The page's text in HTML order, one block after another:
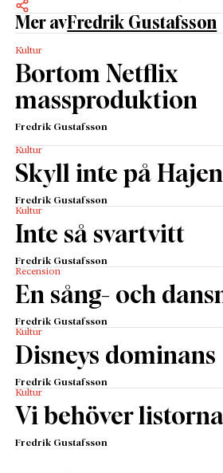
Mer avFredrik Gustafsson
Kultur
Bortom Netflix
massproduktion
Fredrik Gustafsson
Kultur
Skyll inte på Hajen
Fredrik Gustafsson
Kultur
Inte så svartvitt
Fredrik Gustafsson
Recension
En sång- och
Fredrik Gustafsson
Kultur
Disneys dominans
Fredrik Gustafsson
Kultur
Vi behöver listorna
Fredrik Gustafsson